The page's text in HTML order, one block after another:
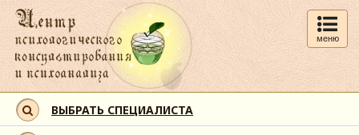
меню
ВЫБРАТЬ СПЕЦИАЛИСТА